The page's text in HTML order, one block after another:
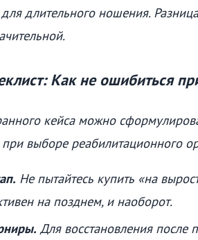
длительного ношения.
Как не ошибиться
кейса можно
выборе реабилитационного
Не пытайтесь купить «на
на позднем, и наоборот.
Для восстановления после